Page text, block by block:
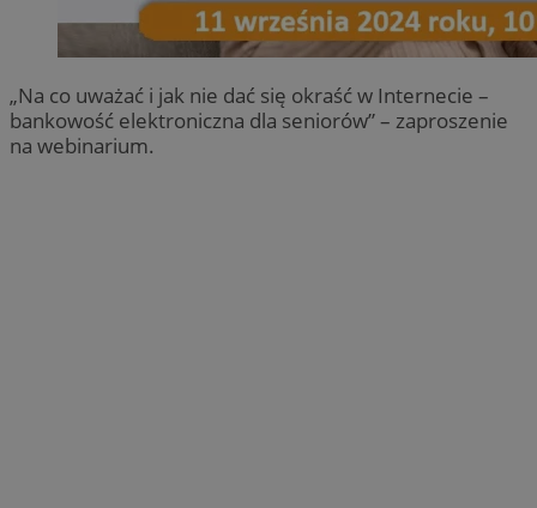
„Na co uważać i jak nie dać się okraść w Internecie –
bankowość elektroniczna dla seniorów” – zaproszenie
na webinarium.